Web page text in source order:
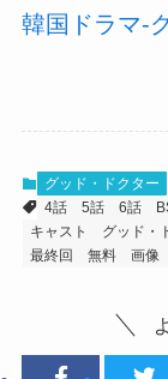
韓国ドラマ-
グッド・ドクター
4話
5話 6話
キャスト
グッド・
最終回
無料 画像